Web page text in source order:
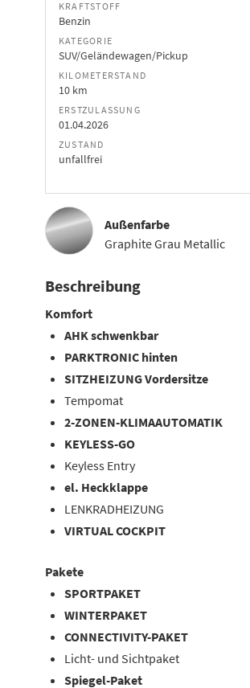
KRAFTSTOFF
Benzin
KATEGORIE
SUV/Geländewagen/Pickup
KILOMETERSTAND
10 km
ERSTZULASSUNG
01.04.2026
ZUSTAND
unfallfrei
Außenfarbe
Graphite Grau Metallic
Beschreibung
Komfort
AHK schwenkbar
PARKTRONIC hinten
SITZHEIZUNG Vordersitze
Tempomat
2-ZONEN-KLIMAAUTOMATIK
KEYLESS-GO
Keyless Entry
el. Heckklappe
LENKRADHEIZUNG
VIRTUAL COCKPIT
Pakete
SPORTPAKET
WINTERPAKET
CONNECTIVITY-PAKET
Licht- und Sichtpaket
Spiegel-Paket